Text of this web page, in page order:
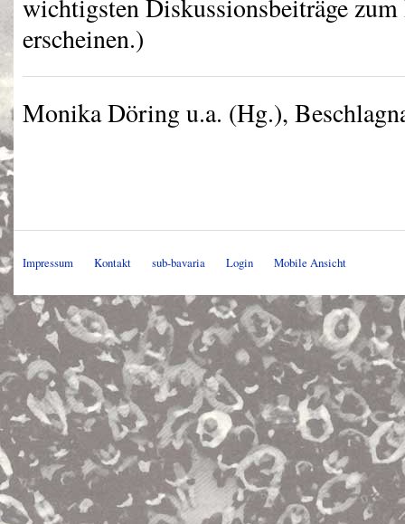
wichtigsten Diskussionsbeiträge
erscheinen.)
Monika Döring u.a. (Hg.),
Impressum Kontakt sub-bavaria Login Mobile Ansicht